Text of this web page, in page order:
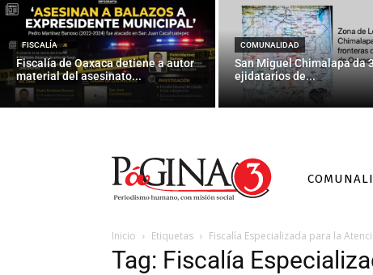
FISCALÍA
Fiscalía de Oaxaca detiene a autor
material del asesinato...
COMUNALIDAD
San Miguel Chimalapa da
ejidatarios de...
Inicio Etiquetas Fiscalía Especializada para la
Tag: Fiscalía